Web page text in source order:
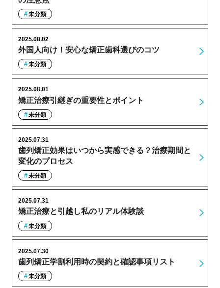
未分類
外国人向け！安心な矯正歯科選びのコツ
2025.08.02
未分類
矯正治療引継ぎの重要性とポイント
2025.08.01
未分類
歯列矯正効果はいつから実感できる？治療期間と
変化のプロセス
2025.07.31
未分類
矯正治療と引越し私のリアル体験談
2025.07.31
未分類
歯列矯正学割利用時の契約と確認事項リスト
2025.07.30
未分類